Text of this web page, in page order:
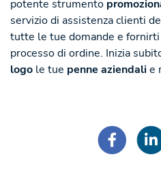
potente strumento
servizio di assistenza clienti
tutte le tue domande e
processo di ordine. Inizia
logo le tue penne aziendalie